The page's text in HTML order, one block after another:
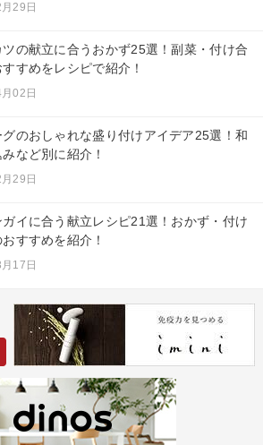
29日
ツの献立に合うおかず25選！副菜・付け合
すめをレシピで紹介！
02日
のおしゃれな盛り付けアイデア25選！和
など別に紹介！
29日
ガイに合う献立レシピ21選！おかず・付け
すすめを紹介！
17日